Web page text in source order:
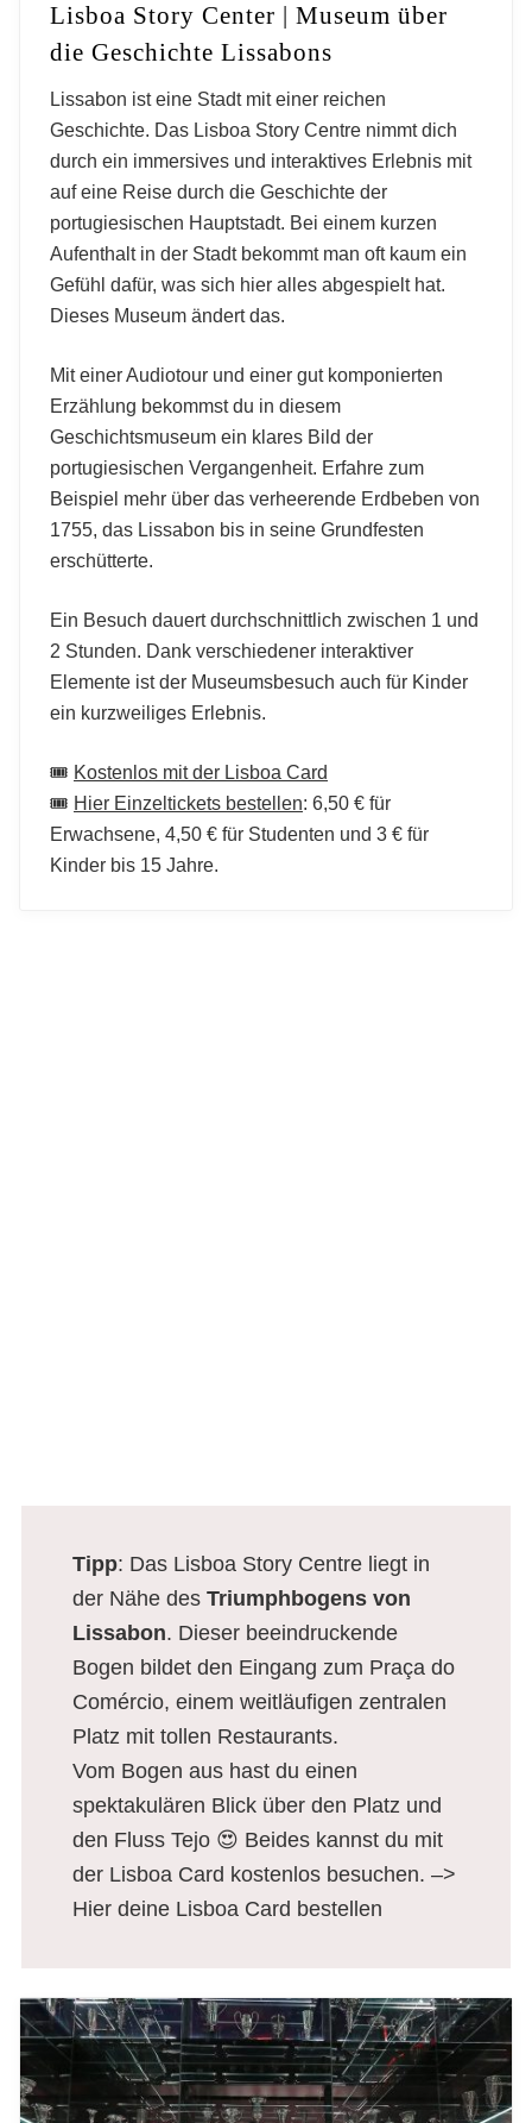
Lisboa Story Center | Museum über
die Geschichte Lissabons
Lissabon ist eine Stadt mit einer reichen
Geschichte. Das Lisboa Story Centre nimmt dich
durch ein immersives und interaktives Erlebnis mit
auf eine Reise durch die Geschichte der
portugiesischen Hauptstadt. Bei einem kurzen
Aufenthalt in der Stadt bekommt man oft kaum ein
Gefühl dafür, was sich hier alles abgespielt hat.
Dieses Museum ändert das.
Mit einer Audiotour und einer gut komponierten
Erzählung bekommst du in diesem
Geschichtsmuseum ein klares Bild der
portugiesischen Vergangenheit. Erfahre zum
Beispiel mehr über das verheerende Erdbeben von
1755, das Lissabon bis in seine Grundfesten
erschütterte.
Ein Besuch dauert durchschnittlich zwischen 1 und
2 Stunden. Dank verschiedener interaktiver
Elemente ist der Museumsbesuch auch für Kinder
ein kurzweiliges Erlebnis.
🎟️ Kostenlos mit der Lisboa Card
🎟️ Hier Einzeltickets bestellen: 6,50 € für
Erwachsene, 4,50 € für Studenten und 3 € für
Kinder bis 15 Jahre.
Tipp: Das Lisboa Story Centre liegt in
der Nähe des Triumphbogens von
Lissabon. Dieser beeindruckende
Bogen bildet den Eingang zum Praça do
Comércio, einem weitläufigen zentralen
Platz mit tollen Restaurants.
Vom Bogen aus hast du einen
spektakulären Blick über den Platz und
den Fluss Tejo 😍 Beides kannst du mit
der Lisboa Card kostenlos besuchen. –>
Hier deine Lisboa Card bestellen